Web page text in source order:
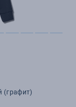
(графит)